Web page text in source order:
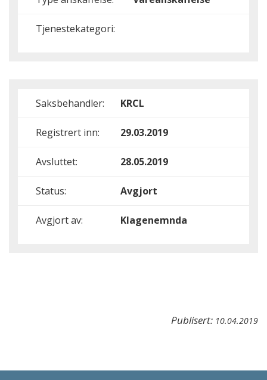
Tjenestekategori:
Saksbehandler: KRCL
Registrert inn: 29.03.2019
Avsluttet: 28.05.2019
Status: Avgjort
Avgjort av: Klagenemnda
Publisert: 10.04.2019